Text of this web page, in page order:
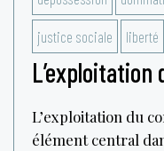
justice sociale liberté
L’exploitation
L’exploitation du
élément central